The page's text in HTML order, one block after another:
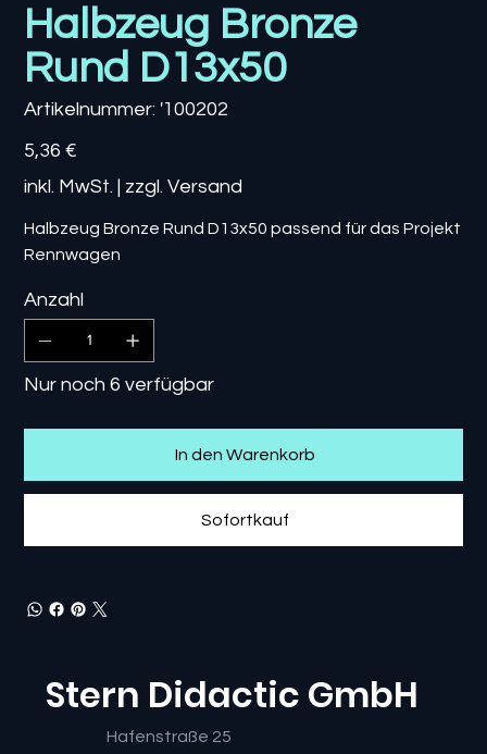
Halbzeug Bronze
Rund D13x50
Artikelnummer: Artikelnummer:
'100202
'100202
Preis
5,36 €
inkl. MwSt. | zzgl. Versand
Halbzeug Bronze Rund D13x50 passend für das Projekt
Rennwagen
Anzahl
Nur noch 6 verfügbar
In den Warenkorb
Sofortkauf
Stern Didactic GmbH
Hafenstraße 25